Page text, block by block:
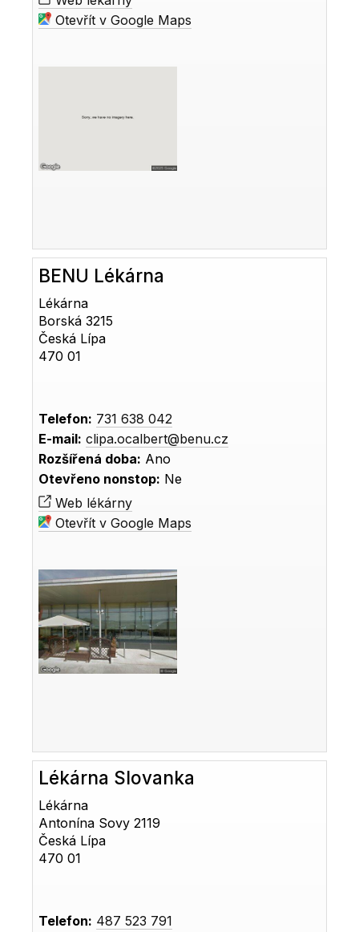
Otevřít v Google Maps
BENU Lékárna
Lékárna
Borská 3215
Česká Lípa
470 01
Telefon: 731 638 042
E-mail: clipa.ocalbert@benu.cz
Rozšířená doba: Ano
Otevřeno nonstop: Ne
Web lékárny
Otevřít v Google Maps
Lékárna Slovanka
Lékárna
Antonína Sovy 2119
Česká Lípa
470 01
Telefon: 487 523 791